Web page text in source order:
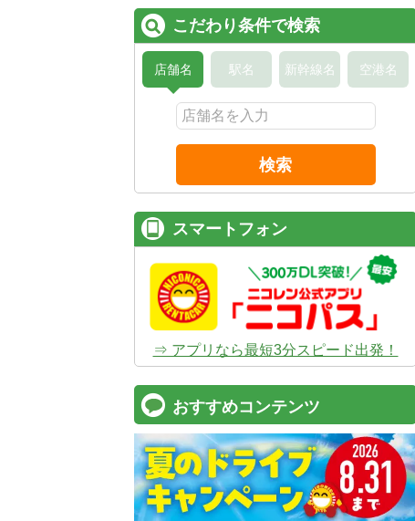
こだわり条件で検索
店舗名 駅名 新幹線名 空港名
検索
スマートフォン
⇒ アプリなら最短3分スピード出発！
おすすめコンテンツ